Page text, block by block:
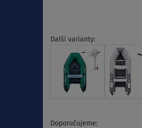
Další varianty:
Doporučujeme: